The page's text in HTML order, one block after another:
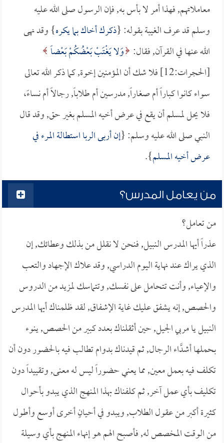
معاملاتهم, فهذا أمر لا بأس به, فإن الرسول صلى الله عليه
وسلم قد عرف الغيبة بقوله: {ذكرك أخاك بما يكره} وقد نهى
الله عنها في القرآن, فقال: وَلا يَغْتَبْ بَعْضُكُمْ بَعْضاً
[الحجرات:12] فلا شك أن المؤمنين إخوة, كما ذكر الله تعالى
سواء كانوا كباراً أم صغاراً, مدرسين أم طلاباً, رجالاً أم نساءً،
فلا يحل لمسلم أن يقع في عرض أخيه المسلم بغير حق, وقد قال
النبي صلى الله عليه وسلم: {إن أربى الربا استطالة المرء في
عرض أخيه المسلم}.
من يعامل المدرس؟
من تعامل؟
عذراً أيها المدرس النبيل, فنحن لا نقلل من بذلك وعطائك, إن
الذي يراك عند نهاية اليوم الدراسي, وقد علاك الإجهاد والتعب
والإعياء, وأنت تتحامل على نفسك, وتتماسك لمزيد من الدروس
والحصص, إنه يشفق عليك غاية الإشفاق, لقد ظلمناك أيها المدرس
النبيل يا مربي الجيل, حين أثقلناك بعدد كبير من الحصص, ينوء
بحملها أشدَّاء الرجال, ثم قيدناك بدوام تطالب فيه بالحضور دون أن
تكلف فيه بعمل معين, مما يعني حضوراً ليس له معنى, وتقييداً دون
تكليف بأي عمل آخر, ثم كلفناك بهذا المنهج الذي يبدو بأحوال
كثيرة أكبر من عقول الطلاب, ويبدو في أحيانٍ أخرى أوسع وأطول
من الوقت المخصص له, فأصبح الهم هو إنهاء المنهج بأي وسيلة